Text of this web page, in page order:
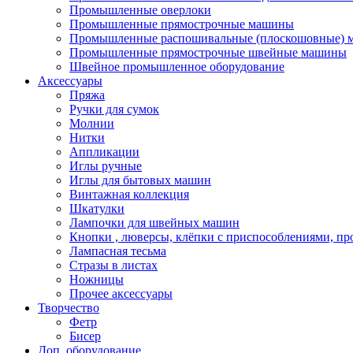
Промышленные оверлоки
Промышленные прямострочные машины
Промышленные распошивальные (плоскошовные)
Промышленные прямострочные швейные машины
Швейное промышленное оборудование
Аксессуары
Пряжа
Ручки для сумок
Молнии
Нитки
Аппликации
Иглы ручные
Иглы для бытовых машин
Винтажная коллекция
Шкатулки
Лампочки для швейных машин
Кнопки , люверсы, клёпки с приспособлениями,
Лампасная тесьма
Стразы в листах
Ножницы
Прочее аксессуары
Творчество
Фетр
Бисер
Доп. оборудование